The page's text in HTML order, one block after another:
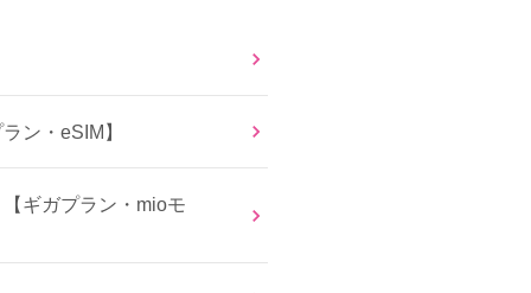
ン・eSIM】
ギガプラン・mioモ